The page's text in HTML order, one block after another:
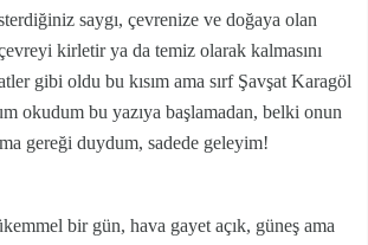
saygı, çevrenize ve doğaya olan
kirletir ya da temiz olarak kalmasını
gibi oldu bu kısım ama sırf Şavşat Karagöl
okudum bu yazıya başlamadan, belki onun
gereği duydum, sadede geleyim!
bir gün, hava gayet açık, güneş ama